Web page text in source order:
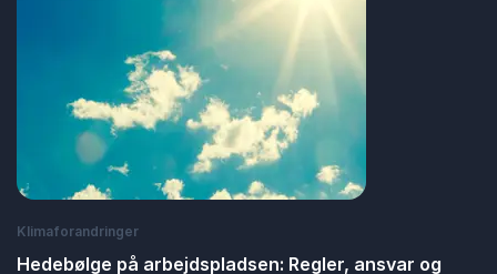
Klimaforandringer
Hedebølge på arbejdspladsen: Regler, ansvar og